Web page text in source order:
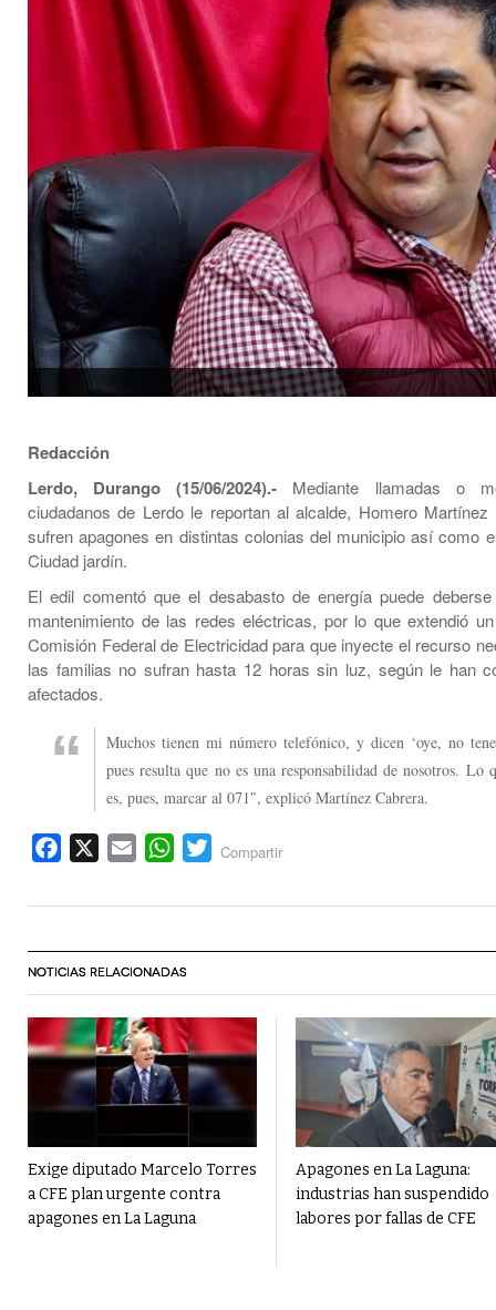
Redacción
Lerdo, Durango (15/06/2024).- Mediante llamadas o
ciudadanos de Lerdo le reportan al alcalde, Homero Martínez
sufren apagones en distintas colonias del municipio así como
Ciudad jardín.
El edil comentó que el desabasto de energía puede
mantenimiento de las redes eléctricas, por lo que extendió
Comisión Federal de Electricidad para que inyecte el recurso
las familias no sufran hasta 12 horas sin luz, según le han
afectados.
Muchos tienen mi número telefónico, y dicen ‘oye, no
pues resulta que no es una responsabilidad de nosotros. Lo
es, pues, marcar al 071″, explicó Martínez Cabrera.
Facebook Email WhatsApp
Twitter
Compartir
NOTICIAS RELACIONADAS
Exige diputado Marcelo Torres
a CFE plan urgente contra
apagones en La Laguna
Apagones en La Laguna:
industrias han suspendido
labores por fallas de CFE